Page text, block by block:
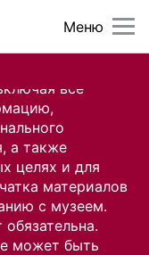
все
а также
целях и для
материалов
с музеем.
может быть
Меню